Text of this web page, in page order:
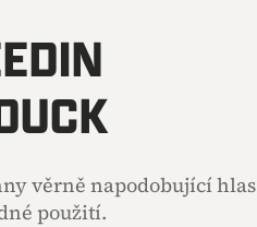
věrně napodobující hlas
použití.